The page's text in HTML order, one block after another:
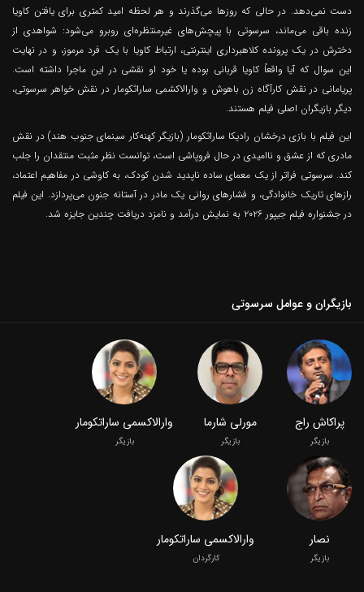
دست نمی‌دهد. در حالی که روزها می‌گذرند و هر لحظه امید کمتری برای یافتن کاویا
زنده باقی می‌ماند، سرسوتی با پیچش‌های غیرمنتظره‌ای روبرو می‌شود: شواهدی از
دخترش در یک پرونده کلاهبرداری اینترنتی، ارتباط کاویا با یک فرد مرموز، و در نهایت
این سوال که آیا واقعاً کاویا قربانی بوده یا خود او نقشی در این ماجرا داشته است.
پریامانی در نقش کارآگاه زن باهوش و وارالاکشمی ساراثکومار در نقش خواهر سرسوتی،
دیگر بازیگران اصلی فیلم هستند.
این فیلم با بازی درخشان رادیکا ساراثکومار (بازیگر کهنه‌کار سینمای جنوب هند) در نقش
مادری که از عشق و ناامیدی در حال فروپاشی است، توانست نظر مثبت منتقدان را جلب
کند. سرسوتی فراتر از یک معمای ساده ناپدید شدن کودک، به کاوشی در مفاهیم اعتماد،
رازهای تاریک خانوادگی، و فشارهای روانی یک مادر در آستانه جنون می‌پردازد. این فیلم
در جشنواره فیلم جیپور ۲۰۲۶ به نمایش درآمد و نامزد دریافت چندین جایزه شد.
بازیگران و عوامل سرسوتی
پراکاش راج
بازیگر
مورلی شارما
بازیگر
وارالاکسمی ساراتکومار
بازیگر
نصار
بازیگر
وارالاکسمی ساراتکومار
کارگردان